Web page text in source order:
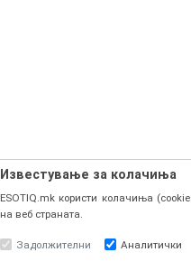
Известување за колачиња
ESOTIQ.mk користи колачиња
на веб страната.
Задолжителни Аналитички